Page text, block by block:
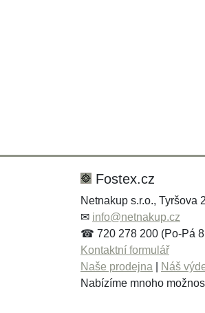
Fostex.cz
Netnakup s.r.o., Tyršova
✉ info@netnakup.cz
☎ 720 278 200 (Po-Pá
Kontaktní formulář
Naše prodejna
Náš
Nabízíme mnoho